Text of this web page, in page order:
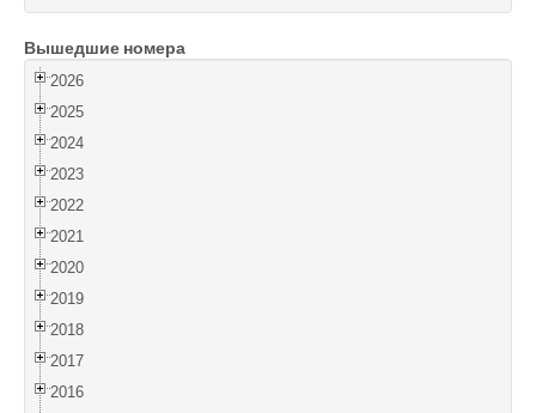
Поиск
Войти
Вышедшие номера
2026
2025
2024
2023
2022
2021
2020
2019
2018
2017
2016